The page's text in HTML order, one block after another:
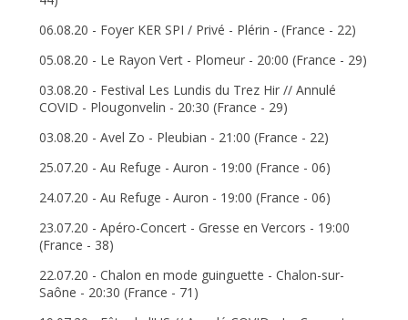
06.08.20 - Foyer KER SPI / Privé - Plérin - (France - 22)
05.08.20 - Le Rayon Vert - Plomeur - 20:00 (France - 29)
03.08.20 - Festival Les Lundis du Trez Hir // Annulé
COVID - Plougonvelin - 20:30 (France - 29)
03.08.20 - Avel Zo - Pleubian - 21:00 (France - 22)
25.07.20 - Au Refuge - Auron - 19:00 (France - 06)
24.07.20 - Au Refuge - Auron - 19:00 (France - 06)
23.07.20 - Apéro-Concert - Gresse en Vercors - 19:00
(France - 38)
22.07.20 - Chalon en mode guinguette - Chalon-sur-
Saône - 20:30 (France - 71)